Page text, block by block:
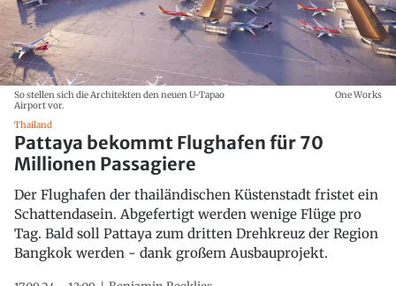
So stellen sich die Architekten den neuen U-Tapao
Airport vor.
One Works
Thailand
Pattaya bekommt Flughafen für 70
Millionen Passagiere
Der Flughafen der thailändischen Küstenstadt fristet ein
Schattendasein. Abgefertigt werden wenige Flüge pro
Tag. Bald soll Pattaya zum dritten Drehkreuz der Region
Bangkok werden - dank großem Ausbauprojekt.